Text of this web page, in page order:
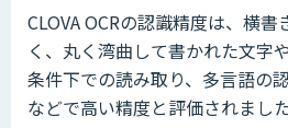
CLOVA OCRの認識精度は、横
く、丸く湾曲して書かれた文字
条件下での読み取り、多言語の
などで高い精度と評価されました